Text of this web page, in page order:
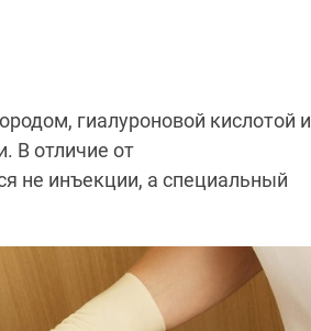
гиалуроновой кислотой и
В отличие от
не инъекции, а специальный